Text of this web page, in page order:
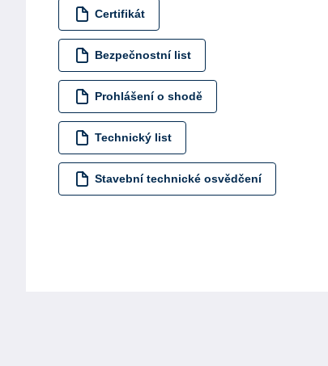
Certifikát
Bezpečnostní list
Prohlášení o shodě
Technický list
Stavební technické osvědčení